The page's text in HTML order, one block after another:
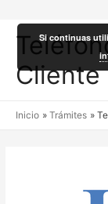
Cliente
Inicio Trámites
Si continuas